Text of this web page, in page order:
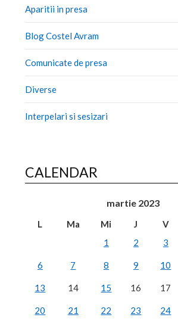
Aparitii in presa
Blog Costel Avram
Comunicate de presa
Diverse
Interpelari si sesizari
CALENDAR
martie 2023
L Ma Mi J V
1
2 3
6 7 8 9 10
13 14 15 16 17
20 21 22 23 24